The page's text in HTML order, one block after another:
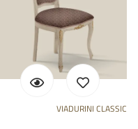
VIADURINI CLASSIC